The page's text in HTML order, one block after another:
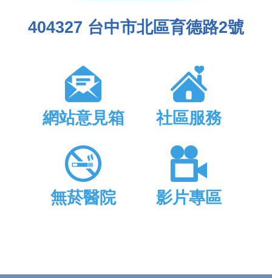
404327 台中市北區育德路2號
網站意見箱 社區服務
無菸醫院 影片專區